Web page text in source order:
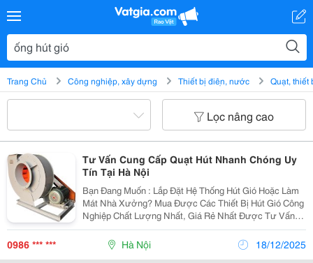
Trang Chủ Công nghiệp, xây dựng Thiết bị điện, nước Quạt, thiết
Lọc nâng cao
Tư Vấn Cung Cấp Quạt Hút Nhanh Chóng Uy
Tín Tại Hà Nội
Bạn Đang Muốn : Lắp Đặt Hệ Thống Hút Gió Hoặc Làm
Mát Nhà Xưởng? Mua Được Các Thiết Bị Hút Gió Công
Nghiệp Chất Lượng Nhất, Giá Rẻ Nhất Được Tư Vấn
Lắp Đặt Hệ Thống Hút Gió Công Nghiệp Cho Nhà
Xưởng? Hãy Liên Hệ: 0986.952.012 Khảo Sát, Thi Công
0986 *** *** Hà Nội 18/12/2025